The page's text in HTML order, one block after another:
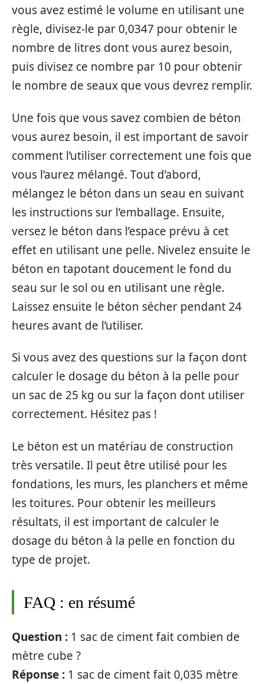
vous avez estimé le volume en utilisant une
règle, divisez-le par 0,0347 pour obtenir le
nombre de litres dont vous aurez besoin,
puis divisez ce nombre par 10 pour obtenir
le nombre de seaux que vous devrez remplir.
Une fois que vous savez combien de béton
vous aurez besoin, il est important de savoir
comment l’utiliser correctement une fois que
vous l’aurez mélangé. Tout d’abord,
mélangez le béton dans un seau en suivant
les instructions sur l’emballage. Ensuite,
versez le béton dans l’espace prévu à cet
effet en utilisant une pelle. Nivelez ensuite le
béton en tapotant doucement le fond du
seau sur le sol ou en utilisant une règle.
Laissez ensuite le béton sécher pendant 24
heures avant de l’utiliser.
Si vous avez des questions sur la façon dont
calculer le dosage du béton à la pelle pour
un sac de 25 kg ou sur la façon dont utiliser
correctement. Hésitez pas !
Le béton est un matériau de construction
très versatile. Il peut être utilisé pour les
fondations, les murs, les planchers et même
les toitures. Pour obtenir les meilleurs
résultats, il est important de calculer le
dosage du béton à la pelle en fonction du
type de projet.
FAQ : en résumé
Question : 1 sac de ciment fait combien de
mètre cube ?
Réponse : 1 sac de ciment fait 0,035 mètre